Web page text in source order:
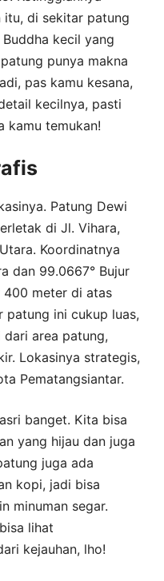
itu, di sekitar patung
kecil yang
punya makna
pas kamu kesana,
kecilnya, pasti
kamu temukan!
Patung Dewi
di Jl. Vihara,
Koordinatnya
dan 99.0667° Bujur
400 meter di atas
patung ini cukup luas,
area patung,
Lokasinya strategis,
Pematangsiantar.
banget. Kita bisa
yang hijau dan juga
juga ada
kopi, jadi bisa
minuman segar.
lihat
kejauhan, lho!